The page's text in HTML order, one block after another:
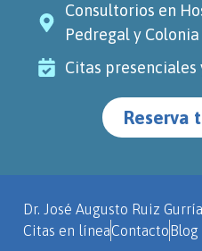
Consultorios en
Pedregal y
Citas presenciales
Reserva
Dr. José Augusto Ruiz Gurría
Citas en líneaContactoBlog